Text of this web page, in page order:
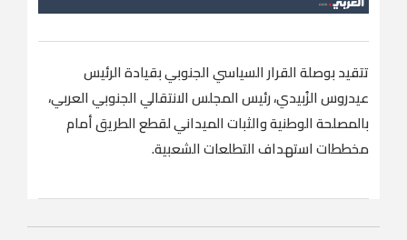
تتقيد بوصلة القرار السياسي الجنوبي بقيادة الرئيس
عيدروس الزُبيدي، رئيس المجلس الانتقالي الجنوبي العربي،
بالمصلحة الوطنية والثبات الميداني لقطع الطريق أمام
مخططات استهداف التطلعات الشعبية.